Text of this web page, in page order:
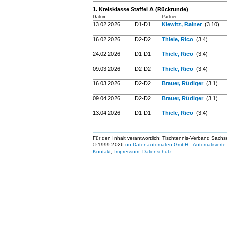
1. Kreisklasse Staffel A (Rückrunde)
Datum Partner
13.02.2026 D1-D1 Klewitz, Rainer (3.10)
16.02.2026 D2-D2 Thiele, Rico (3.4)
24.02.2026 D1-D1 Thiele, Rico (3.4)
09.03.2026 D2-D2 Thiele, Rico (3.4)
16.03.2026 D2-D2 Brauer, Rüdiger (3.1)
09.04.2026 D2-D2 Brauer, Rüdiger (3.1)
13.04.2026 D1-D1 Thiele, Rico (3.4)
Für den Inhalt verantwortlich: Tischtennis-Verband
© 1999-2026 nu Datenautomaten GmbH -
Kontakt
Impressum Datenschutz